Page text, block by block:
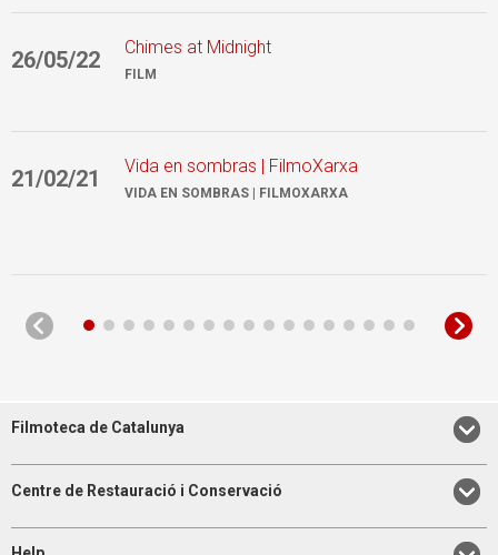
26/05/22 Chimes at Midnight
FILM
21/02/21 Vida en sombras | FilmoXarxa
VIDA EN SOMBRAS | FILMOXARXA
Filmoteca de Catalunya
Centre de Restauració i Conservació